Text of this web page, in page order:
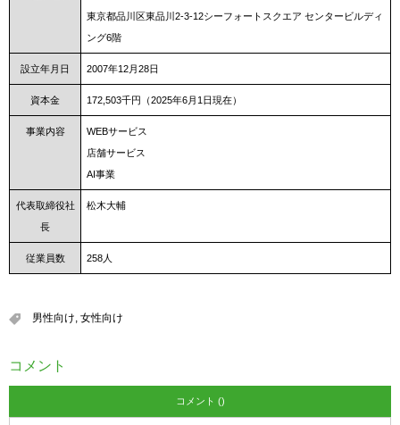
東京都品川区東品川2-3-12シーフォートスクエア センタービルディ
ング6階
設立年月日 2007年12月28日
資本金 172,503千円（2025年6月1日現在）
事業内容
WEBサービス
店舗サービス
AI事業
代表取締役社
長
松木大輔
従業員数 258人
男性向け, 女性向け
コメント
コメント ()